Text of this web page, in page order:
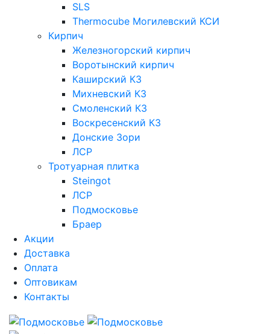
SLS
Thermocube Могилевский КСИ
Кирпич
Железногорский кирпич
Воротынский кирпич
Каширский КЗ
Михневский КЗ
Смоленский КЗ
Воскресенский КЗ
Донские Зори
ЛСР
Тротуарная плитка
Steingot
ЛСР
Подмосковье
Браер
Акции
Доставка
Оплата
Оптовикам
Контакты